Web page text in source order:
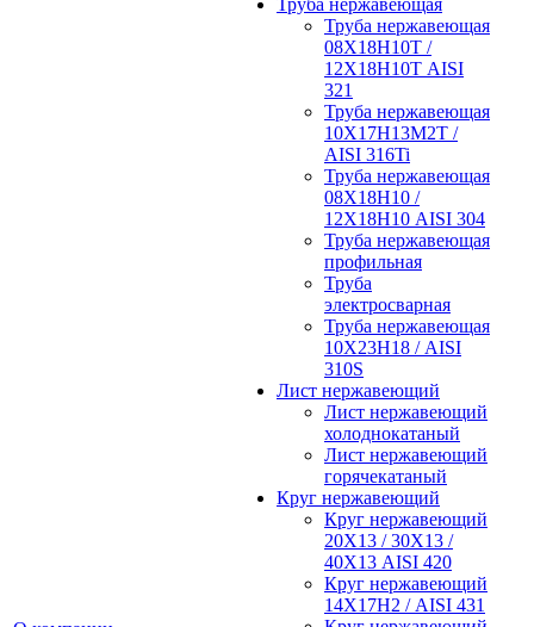
Труба нержавеющая
Труба нержавеющая
08Х18Н10Т /
12Х18Н10Т AISI
321
Труба нержавеющая
10Х17Н13М2Т /
AISI 316Ti
Труба нержавеющая
08Х18Н10 /
12Х18Н10 AISI 304
Труба нержавеющая
профильная
Труба
электросварная
Труба нержавеющая
10Х23Н18 / AISI
310S
Лист нержавеющий
Лист нержавеющий
холоднокатаный
Лист нержавеющий
горячекатаный
Круг нержавеющий
Круг нержавеющий
20Х13 / 30Х13 /
40Х13 AISI 420
Круг нержавеющий
14Х17Н2 / AISI 431